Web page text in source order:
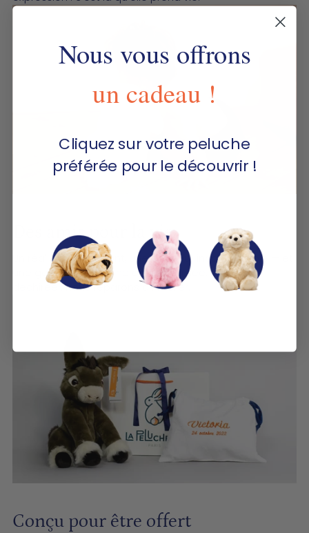
Des amis pour la vie
Un réalisme saisissant, une douceur incomparable — et
une garantie à vie. Une oreille abîmée, une patte
déchirée : nous réparons à l'atelier.
Conçu pour être offert
Nous vous offrons
un cadeau !
Cliquez sur votre peluche
préférée pour le découvrir !